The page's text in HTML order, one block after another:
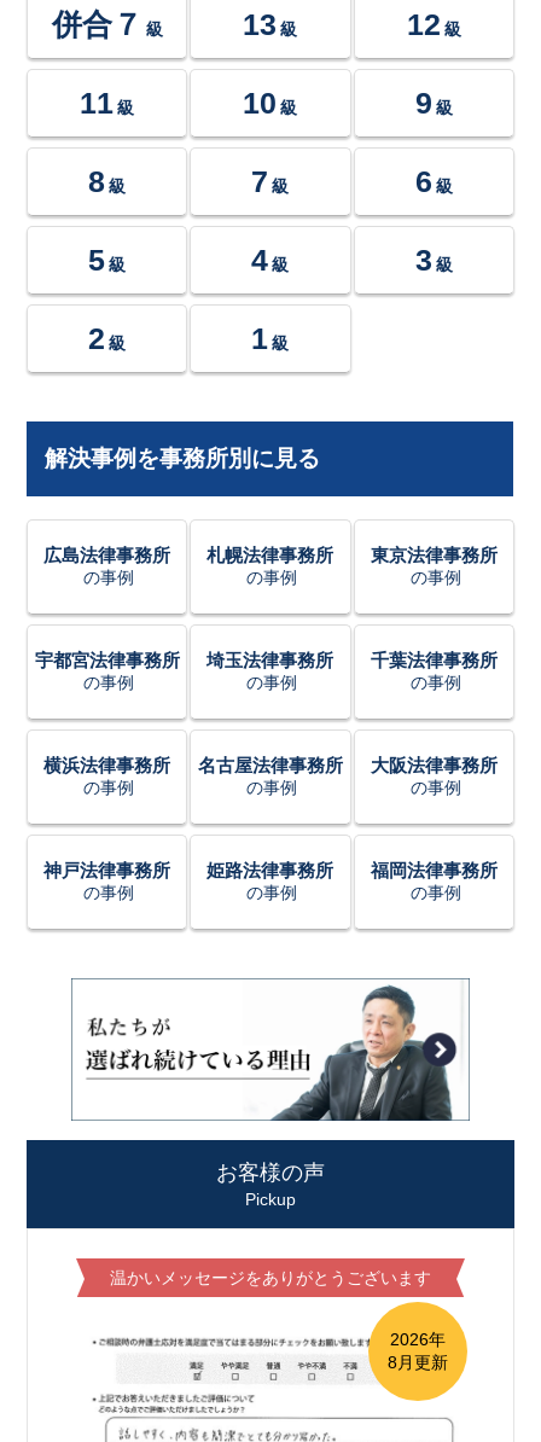
併合７ 級 13 級 12 級
11 級 10 級 9 級
8 級 7 級 6 級
5 級 4 級 3 級
2 級 1 級
解決事例を事務所別に見る
広島法律事務所
の事例
札幌法律事務所
の事例
東京法律事務所
の事例
宇都宮法律事務所
の事例
埼玉法律事務所
の事例
千葉法律事務所
の事例
横浜法律事務所
の事例
名古屋法律事務所
の事例
大阪法律事務所
の事例
神戸法律事務所
の事例
姫路法律事務所
の事例
福岡法律事務所
の事例
お客様の声
Pickup
温かいメッセージをありがとうございます
2026年
8月更新